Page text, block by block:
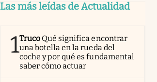
Las más leídas de Actualidad
1Truco Qué significa encontrar
una botella en la rueda del
coche y por qué es fundamental
saber cómo actuar